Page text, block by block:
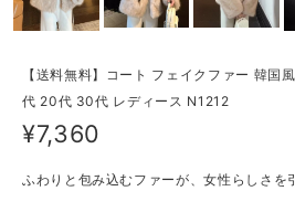
【送料無料】コート フェイクファー 韓国
代 20代 30代 レディース N1212
¥7,360
ふわりと包み込むファーが、女性らしさを